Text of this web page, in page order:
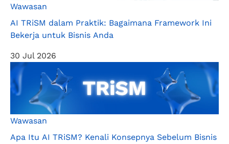
Wawasan
AI TRiSM dalam Praktik: Bagaimana Framework Ini
Bekerja untuk Bisnis Anda
30 Jul 2026
Wawasan
Apa Itu AI TRiSM? Kenali Konsepnya Sebelum Bisnis